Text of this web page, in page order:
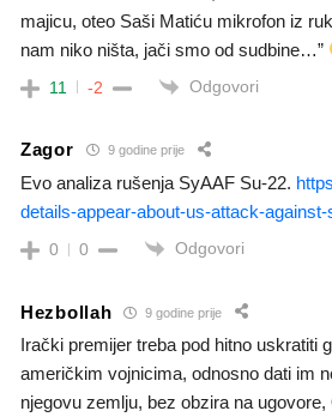
majicu, oteo Saši Matiću mikrofon iz
nam niko ništa, jači smo od sudbine…”
11 -2 Odgovori
Zagor 9 godine prije
Evo analiza rušenja SyAAF Su-22.
details-appear-about-us-attack-
0 0 Odgovori
Hezbollah 9 godine prije
Irački premijer treba pod hitno uskratiti
američkim vojnicima, odnosno dati im
njegovu zemlju, bez obzira na